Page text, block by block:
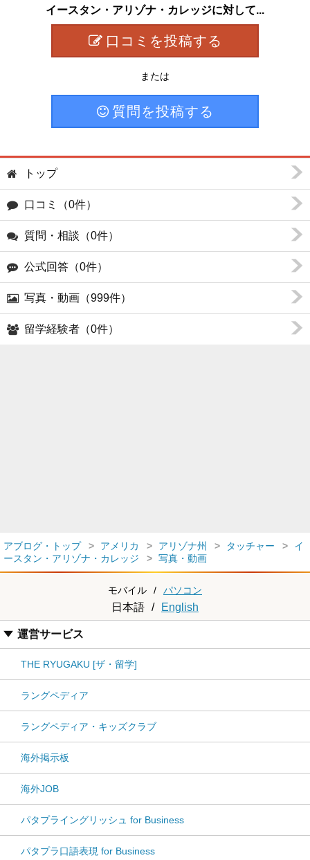
イースタン・アリゾナ・カレッジに対して...
口コミを投稿する
または
質問を投稿する
トップ
口コミ（0件）
質問・相談（0件）
公式回答（0件）
写真・動画（999件）
留学経験者（0件）
アブログ・トップ アメリカ アリゾナ州 タッチャー
イ
ースタン・アリゾナ・カレッジ
写真・動画
モバイル / パソコン
日本語 / English
運営サービス
THE RYUGAKU [ザ・留学]
ラングペディア
ラングペディア・キッズクラブ
海外掲示板
海外JOB
パタプライングリッシュ for Business
パタプラ口語表現 for Business